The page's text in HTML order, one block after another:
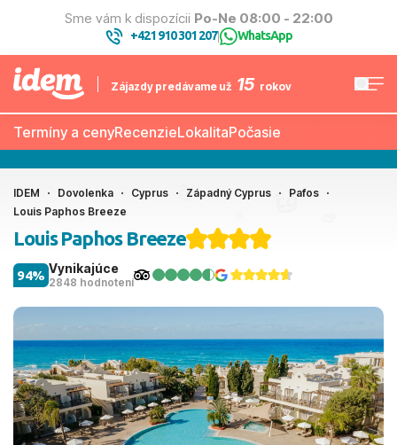
Sme vám k dispozícii Po-Ne 08:00 - 22:00
+421 910 301 207| WhatsApp
Zájazdy predávame už 15 rokov
Termíny a cenyRecenzieLokalitaPočasie
IDEM Dovolenka Cyprus Západný Cyprus
Pafos
Louis Paphos Breeze
Louis Paphos Breeze
Vynikajúce
2848 hodnotení
94%